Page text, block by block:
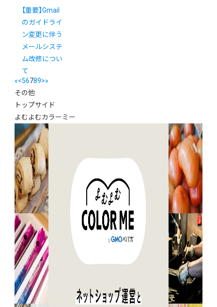
【重要】Gmail
のガイドライ
ン変更に伴う
メールシステ
ム改修につい
て
«<56789>»
その他
トップサイド
よむよむカラーミー